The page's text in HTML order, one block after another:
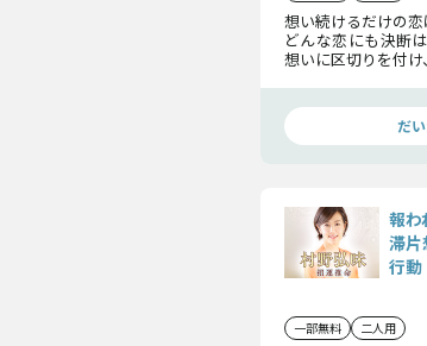
想い続けるだけの恋
どんな恋にも決断
想いに区切りを付
だ
報わ
滞
行動
一部無料 二人用